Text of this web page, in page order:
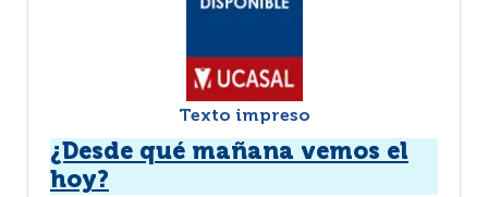
Texto impreso
¿Desde qué mañana vemos el
hoy?